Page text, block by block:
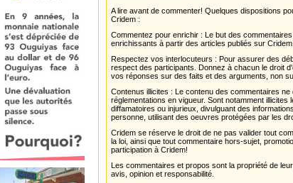
A lire avant de commenter! Quelques dispositions
Cridem :
Commentez pour enrichir : Le but des
enrichissants à partir des articles publiés sur Cridem.
Respectez vos interlocuteurs : Pour assurer des
respect des participants. Donnez à chacun le droit
vos réponses sur des faits et des arguments, non
Contenus illicites : Le contenu des commentaires
réglementations en vigueur. Sont notamment illicites
diffamatoires ou injurieux, divulguant des
personne, utilisant des oeuvres protégées par les
Cridem se réserve le droit de ne pas valider tout
la loi, ainsi que tout commentaire hors-sujet,
participation à Cridem!
Les commentaires et propos sont la propriété de
avis, opinion et responsabilité.